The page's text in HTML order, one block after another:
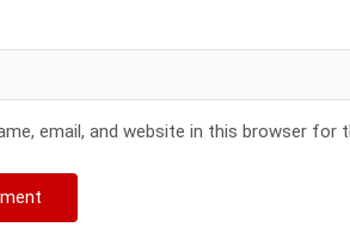
email, and website in this browser for